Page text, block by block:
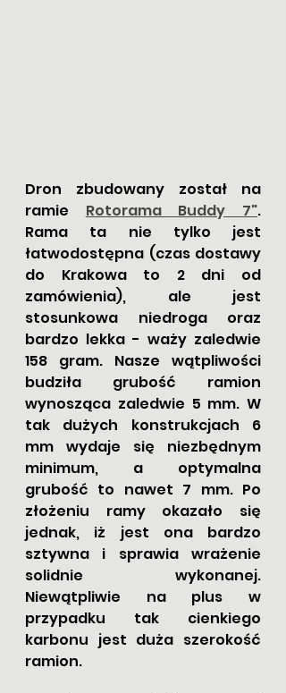
Dron zbudowany został na
ramie Rotorama Buddy 7".
Rama ta nie tylko jest
łatwodostępna (czas dostawy
do Krakowa to 2 dni od
zamówienia), ale jest
stosunkowa niedroga oraz
bardzo lekka - waży zaledwie
158 gram. Nasze wątpliwości
budziła grubość ramion
wynosząca zaledwie 5 mm. W
tak dużych konstrukcjach 6
mm wydaje się niezbędnym
minimum, a optymalna
grubość to nawet 7 mm. Po
złożeniu ramy okazało się
jednak, iż jest ona bardzo
sztywna i sprawia wrażenie
solidnie wykonanej.
Niewątpliwie na plus w
przypadku tak cienkiego
karbonu jest duża szerokość
ramion.